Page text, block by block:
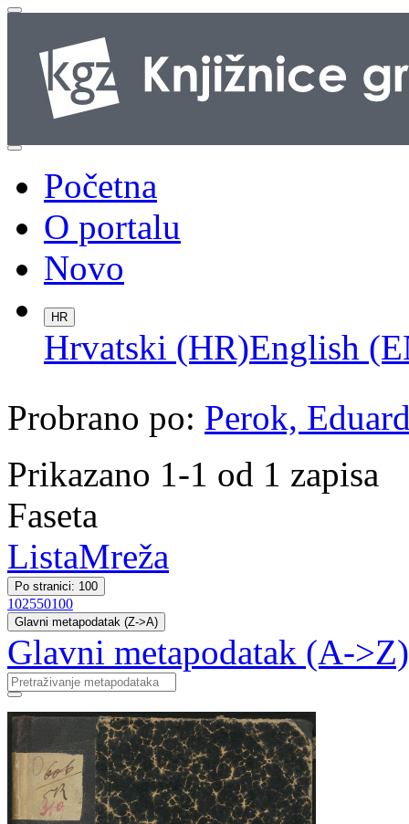
Početna
O portalu
Novo
HR
Hrvatski (HR)English
Probrano po: Perok,
Prikazano 1-1 od 1 zapisa
Faseta
ListaMreža
Po stranici: 100
102550100
Glavni metapodatak (Z->A)
Glavni metapodatak (A->Z)